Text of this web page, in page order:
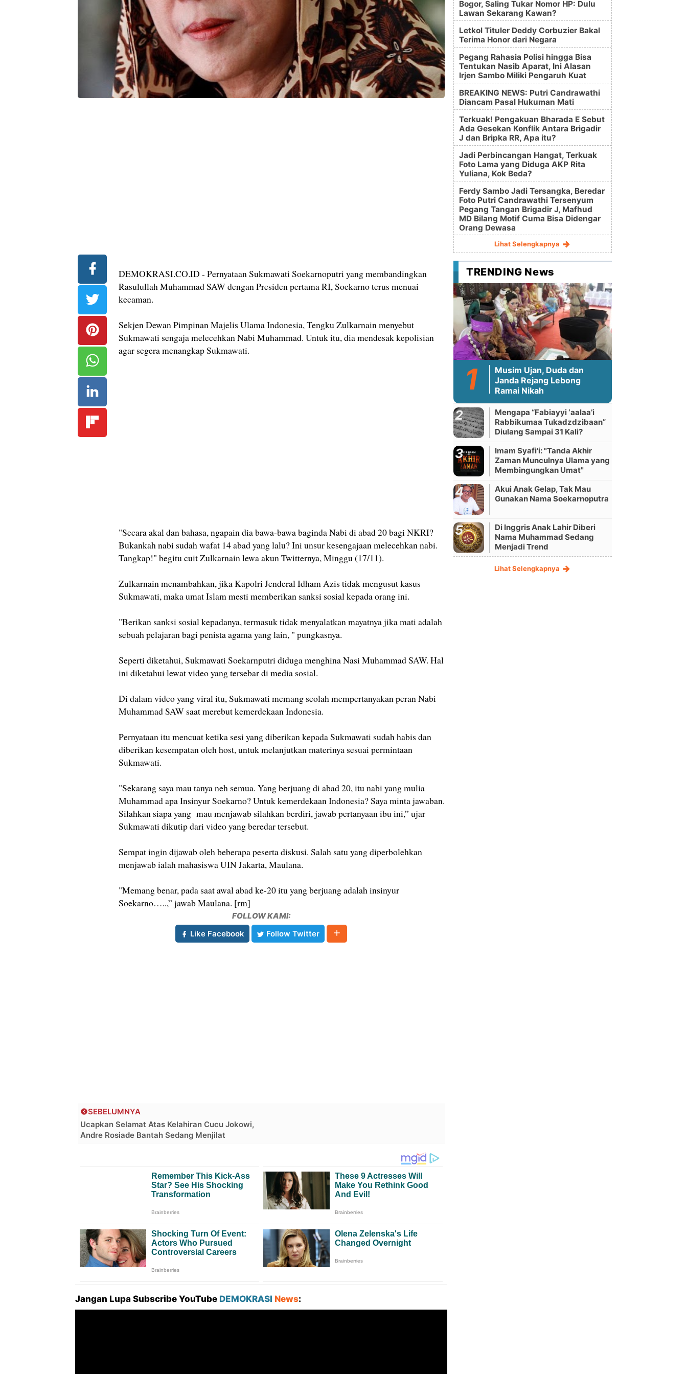
DEMOKRASI.CO.ID - Pernyataan Sukmawati Soekarnoputri yang membandingkan
Rasulullah Muhammad SAW dengan Presiden pertama RI, Soekarno terus menuai
kecaman.
Sekjen Dewan Pimpinan Majelis Ulama Indonesia, Tengku Zulkarnain menyebut
Sukmawati sengaja melecehkan Nabi Muhammad. Untuk itu, dia mendesak kepolisian
agar segera menangkap Sukmawati.
"Secara akal dan bahasa, ngapain dia bawa-bawa baginda Nabi di abad 20 bagi NKRI?
Bukankah nabi sudah wafat 14 abad yang lalu? Ini unsur kesengajaan melecehkan nabi.
Tangkap!" begitu cuit Zulkarnain lewa akun Twitternya, Minggu (17/11).
Zulkarnain menambahkan, jika Kapolri Jenderal Idham Azis tidak mengusut kasus
Sukmawati, maka umat Islam mesti memberikan sanksi sosial kepada orang ini.
"Berikan sanksi sosial kepadanya, termasuk tidak menyalatkan mayatnya jika mati adalah
sebuah pelajaran bagi penista agama yang lain, " pungkasnya.
Seperti diketahui, Sukmawati Soekarnputri diduga menghina Nasi Muhammad SAW. Hal
ini diketahui lewat video yang tersebar di media sosial.
Di dalam video yang viral itu, Sukmawati memang seolah mempertanyakan peran Nabi
Muhammad SAW saat merebut kemerdekaan Indonesia.
Pernyataan itu mencuat ketika sesi yang diberikan kepada Sukmawati sudah habis dan
diberikan kesempatan oleh host, untuk melanjutkan materinya sesuai permintaan
Sukmawati.
"Sekarang saya mau tanya neh semua. Yang berjuang di abad 20, itu nabi yang mulia
Muhammad apa Insinyur Soekarno? Untuk kemerdekaan Indonesia? Saya minta jawaban.
Silahkan siapa yang mau menjawab silahkan berdiri, jawab pertanyaan ibu ini,” ujar
Sukmawati dikutip dari video yang beredar tersebut.
Sempat ingin dijawab oleh beberapa peserta diskusi. Salah satu yang diperbolehkan
menjawab ialah mahasiswa UIN Jakarta, Maulana.
"Memang benar, pada saat awal abad ke-20 itu yang berjuang adalah insinyur
Soekarno…..,” jawab Maulana. [rm]
FOLLOW KAMI:
Like Facebook
Follow Twitter
SEBELUMNYA
Ucapkan Selamat Atas Kelahiran Cucu Jokowi,
Andre Rosiade Bantah Sedang Menjilat
Jangan Lupa Subscribe YouTube DEMOKRASI News:
Bogor, Saling Tukar Nomor HP: Dulu
Lawan Sekarang Kawan?
Letkol Tituler Deddy Corbuzier Bakal
Terima Honor dari Negara
Pegang Rahasia Polisi hingga Bisa
Tentukan Nasib Aparat, Ini Alasan
Irjen Sambo Miliki Pengaruh Kuat
BREAKING NEWS: Putri Candrawathi
Diancam Pasal Hukuman Mati
Terkuak! Pengakuan Bharada E Sebut
Ada Gesekan Konflik Antara Brigadir
J dan Bripka RR, Apa itu?
Jadi Perbincangan Hangat, Terkuak
Foto Lama yang Diduga AKP Rita
Yuliana, Kok Beda?
Ferdy Sambo Jadi Tersangka, Beredar
Foto Putri Candrawathi Tersenyum
Pegang Tangan Brigadir J, Mafhud
MD Bilang Motif Cuma Bisa Didengar
Orang Dewasa
Lihat Selengkapnya
TRENDING News
Musim Ujan, Duda dan
Janda Rejang Lebong
Ramai Nikah
Mengapa “Fabiayyi ‘aalaa’i
Rabbikumaa Tukadzdzibaan”
Diulang Sampai 31 Kali?
Imam Syafi'i: "Tanda Akhir
Zaman Munculnya Ulama yang
Membingungkan Umat"
Akui Anak Gelap, Tak Mau
Gunakan Nama Soekarnoputra
Di Inggris Anak Lahir Diberi
Nama Muhammad Sedang
Menjadi Trend
Lihat Selengkapnya